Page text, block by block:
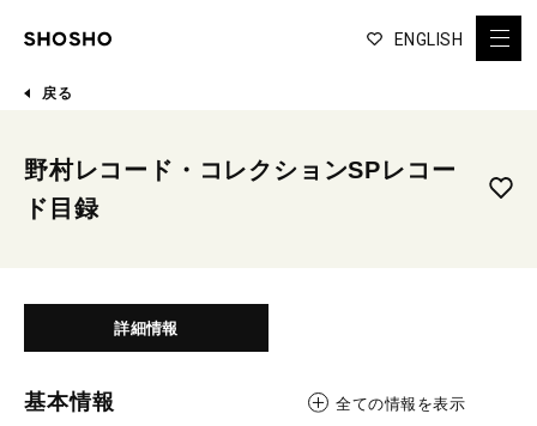
ENGLISH
戻る
野村レコード・コレクションSPレコー
ド目録
詳細情報
基本情報 全ての情報を表示